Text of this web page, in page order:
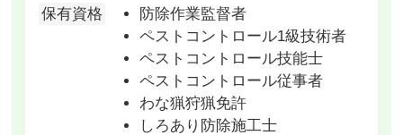
保有資格
防除作業監督者
ペストコントロール1級技術者
ペストコントロール技能士
ペストコントロール従事者
わな猟狩猟免許
しろあり防除施工士